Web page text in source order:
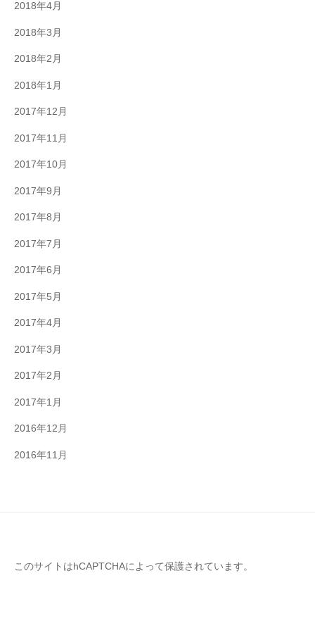
2018年4月
2018年3月
2018年2月
2018年1月
2017年12月
2017年11月
2017年10月
2017年9月
2017年8月
2017年7月
2017年6月
2017年5月
2017年4月
2017年3月
2017年2月
2017年1月
2016年12月
2016年11月
このサイトはhCAPTCHAによって保護されています。